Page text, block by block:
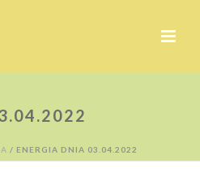
/ ENERGIA DNIA 03.04.2022